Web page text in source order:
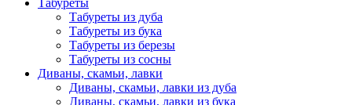
Табуреты
Табуреты из дуба
Табуреты из бука
Табуреты из березы
Табуреты из сосны
Диваны, скамьи, лавки
Диваны, скамьи, лавки из дуба
Диваны, скамьи, лавки из бука